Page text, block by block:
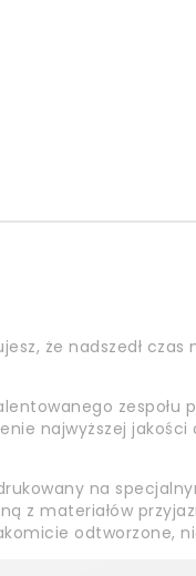
że nadszedł
najwyższej
na
z materiałów
odtworzone,